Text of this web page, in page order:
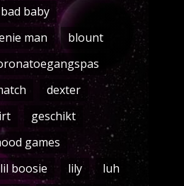
bad baby
man
blount
dexter
geschikt
games
lil boosie lily
luh